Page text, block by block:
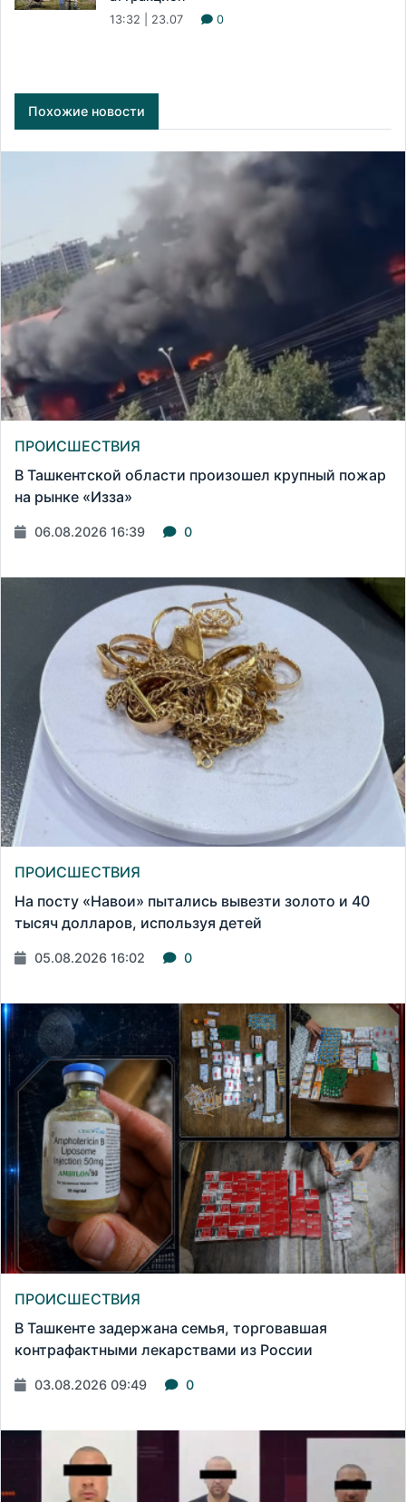
13:32 | 23.07 0
Похожие новости
ПРОИСШЕСТВИЯ
В Ташкентской области произошел крупный пожар
на рынке «Изза»
06.08.2026 16:39 0
ПРОИСШЕСТВИЯ
На посту «Навои» пытались вывезти золото и 40
тысяч долларов, используя детей
05.08.2026 16:02 0
ПРОИСШЕСТВИЯ
В Ташкенте задержана семья, торговавшая
контрафактными лекарствами из России
03.08.2026 09:49 0